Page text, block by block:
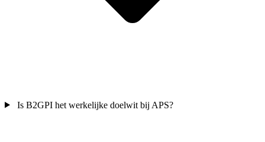
Is B2GPI het werkelijke doelwit bij APS?